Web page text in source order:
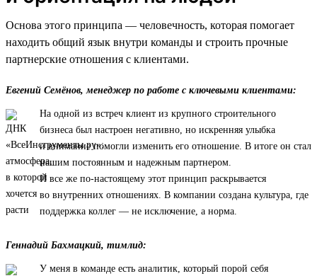
Основа этого принципа — человечность, которая помогает
находить общий язык внутри команды и строить прочные
партнерские отношения с клиентами.
Евгений Семёнов, менеджер по работе с ключевыми клиентами:
На одной из встреч клиент из крупного строительного
бизнеса был настроен негативно, но искренняя улыбка
и внимание помогли изменить его отношение. В итоге он стал
нашим постоянным и надежным партнером.
И все же по-настоящему этот принцип раскрывается
во внутренних отношениях. В компании создана культура, где
поддержка коллег — не исключение, а норма.
Геннадий Бахмацкий, тимлид:
У меня в команде есть аналитик, который порой себя